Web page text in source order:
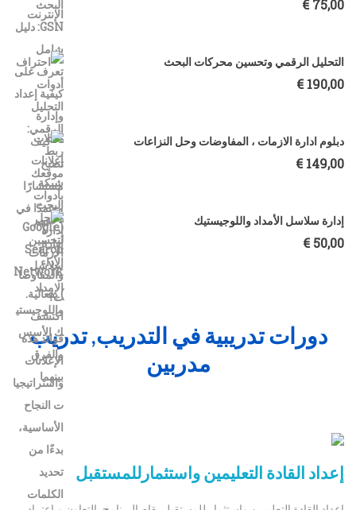
€ 75,00
التحليل الرقمي وتحسين محركات البحث
€ 190,00
دبلوم ادارة الازمات ، المفاوضات وحل النزاعات
€ 149,00
إدارة سلاسل الأمداد واللوجيستيك
€ 50,00
دورات تدريبية في التدريب, تدريب
مدربين
إعداد القادة التعليمين واستثمارللمستقبل